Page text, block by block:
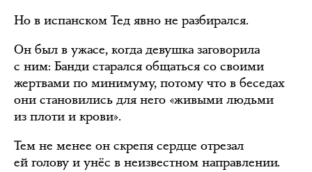
Но в испанском Тед явно не разбирался.
Он был в ужасе, когда девушка заговорила
с ним: Банди старался общаться со своими
жертвами по минимуму, потому что в беседах
они становились для него «живыми людьми
из плоти и крови».
Тем не менее он скрепя сердце отрезал
ей голову и унёс в неизвестном направлении.